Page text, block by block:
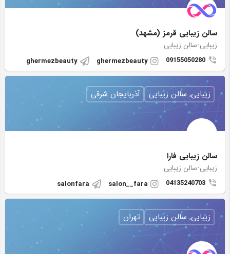
سالن زیبایی قرمز (مشهد)
زیبایی-سالن زیبایی
09155050280
ghermezbeauty
ghermezbeauty
سالن زیبایی فارا
زیبایی-سالن زیبایی
04135240703
salon__fara
salonfara
زیبایی, سالن زیبایی آذربایجان شرقی
زیبایی, سالن زیبایی تهران